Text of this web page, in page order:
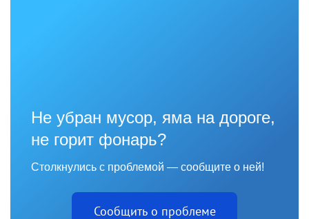
Не убран мусор, яма на дороге,
не горит фонарь?
Столкнулись с проблемой — сообщите о ней!
Сообщить о проблеме